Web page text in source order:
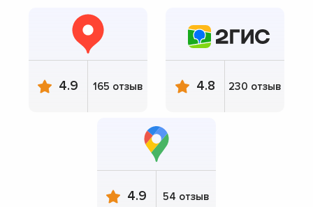
4.9 165 отзыв 4.8 230 отзыв
4.9 54 отзыв